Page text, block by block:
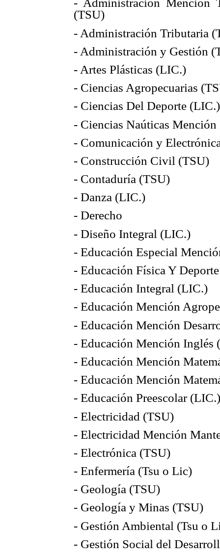
- Administración Mención
(TSU)
- Administración Tributaria
- Administración y Gestión
- Artes Plásticas (LIC.)
- Ciencias Agropecuarias
- Ciencias Del Deporte (LIC.)
- Ciencias Naúticas
- Comunicación y
- Construcción Civil (TSU)
- Contaduría (TSU)
- Danza (LIC.)
- Derecho
- Diseño Integral (LIC.)
- Educación Especial
- Educación Física Y
- Educación Integral (LIC.)
- Educación Mención
- Educación Mención
- Educación Mención Inglés
- Educación Mención
- Educación Mención
- Educación Preescolar (LIC.)
- Electricidad (TSU)
- Electricidad Mención
- Electrónica (TSU)
- Enfermería (Tsu o Lic)
- Geología (TSU)
- Geología y Minas (TSU)
- Gestión Ambiental (Tsu o
- Gestión Social del